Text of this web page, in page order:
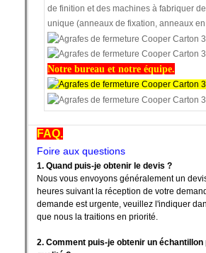
de finition et des machines à fabriquer
unique (anneaux de fixation, anneaux en
Notre bureau et notre équipe.
FAQ.
Foire aux questions
1. Quand puis-je obtenir le devis ?
Nous vous envoyons généralement un
heures suivant la réception de votre
demande est urgente, veuillez l'indiquer
que nous la traitions en priorité.
2. Comment puis-je obtenir un